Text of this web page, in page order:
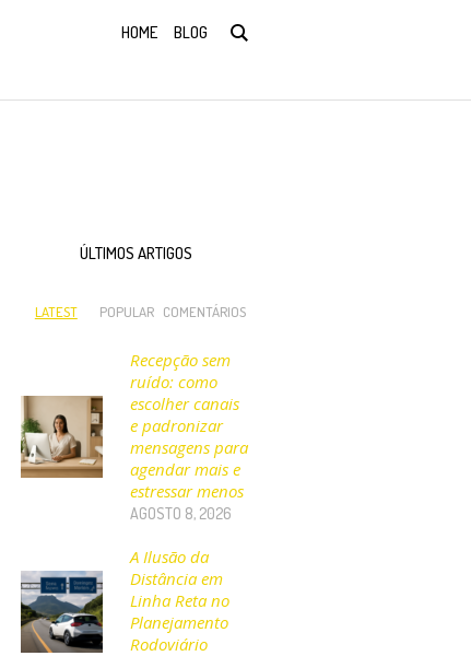
HOME BLOG
ÚLTIMOS ARTIGOS
LATEST POPULAR COMENTÁRIOS
Recepção sem
ruído: como
escolher canais
e padronizar
mensagens para
agendar mais e
estressar menos
AGOSTO 8, 2026
A Ilusão da
Distância em
Linha Reta no
Planejamento
Rodoviário